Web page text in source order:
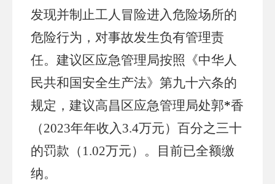
发现并制止工人冒险进入危险场所的
危险行为，对事故发生负有管理责
任。建议区应急管理局按照《中华人
民共和国安全生产法》第九十六条的
规定，建议高昌区应急管理局处郭*香
（2023年年收入3.4万元）百分之三十
的罚款（1.02万元）。
目前已全额缴
纳。